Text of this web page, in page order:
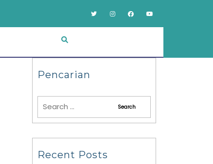
Pencarian
Recent Posts